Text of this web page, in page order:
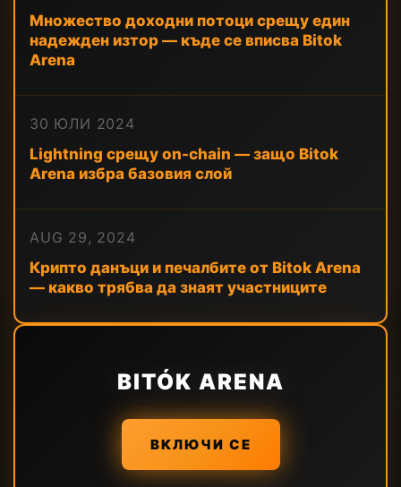
Множество доходни потоци срещу един
надежден изтор — къде се вписва Bitok
Arena
30 ЮЛИ 2024
Lightning срещу on-chain — защо Bitok
Arena избра базовия слой
AUG 29, 2024
Крипто данъци и печалбите от Bitok Arena
— какво трябва да знаят участниците
BITÓK ARENA
ВКЛЮЧИ СЕ